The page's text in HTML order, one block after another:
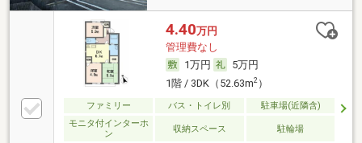
4.40万円
管理費なし
1万円
5万円
1階 / 3DK（52.63m2）
ファミリー バス・トイレ別
駐車場(近隣含)
モニタ付インターホ
ン
収納スペース 駐輪場